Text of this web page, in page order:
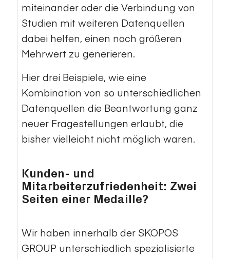
miteinander oder die Verbindung von
Studien mit weiteren Datenquellen
dabei helfen, einen noch größeren
Mehrwert zu generieren.
Hier drei Beispiele, wie eine
Kombination von so unterschiedlichen
Datenquellen die Beantwortung ganz
neuer Fragestellungen erlaubt, die
bisher vielleicht nicht möglich waren.
Kunden- und
Mitarbeiterzufriedenheit: Zwei
Seiten einer Medaille?
Wir haben innerhalb der SKOPOS
GROUP unterschiedlich spezialisierte